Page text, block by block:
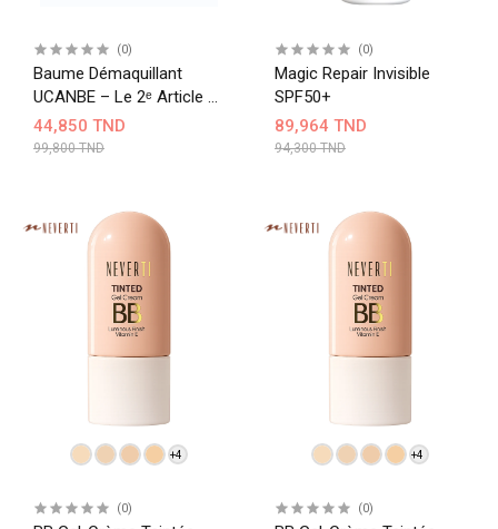
(0)
Baume Démaquillant
UCANBE – Le 2ᵉ Article À
-50 %
44,850 TND
99,800 TND
(0)
Magic Repair Invisible
SPF50+
89,964 TND
94,300 TND
+4
(0)
+4
(0)